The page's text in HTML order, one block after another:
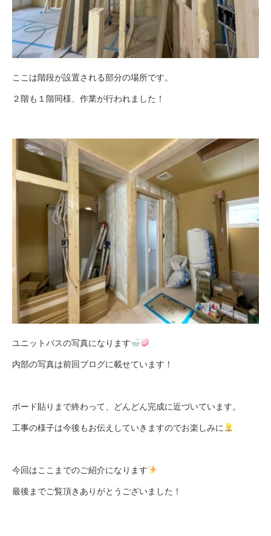
ここは階段が設置される部分の場所です。
２階も１階同様、作業が行われました！
ユニットバスの写真になります
内部の写真は前回ブログに載せています！
ボード貼りまで終わって、どんどん完成に近づいています。
工事の様子は今後もお伝えしていきますのでお楽しみに
今回はここまでのご紹介になります
最後までご覧頂きありがとうございました！